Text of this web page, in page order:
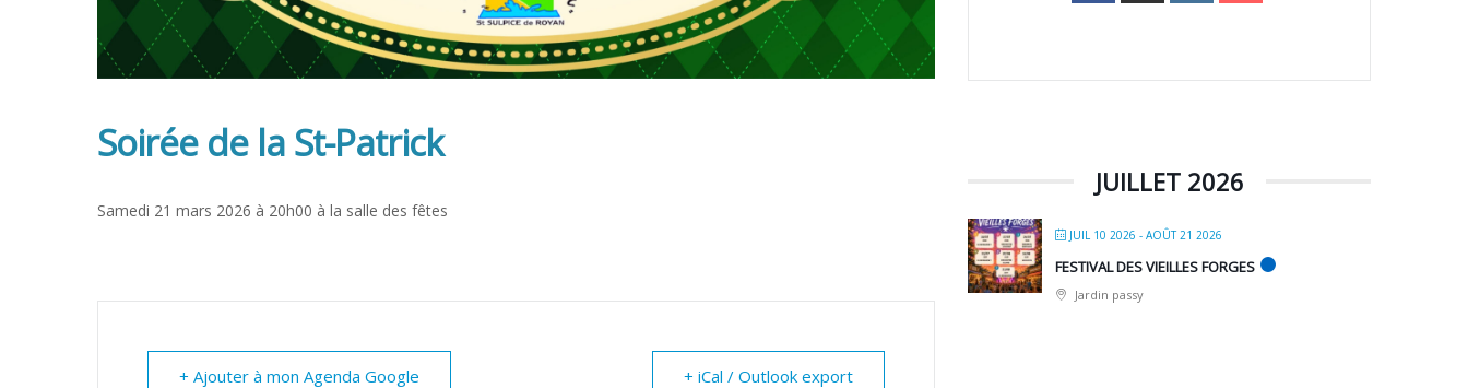
Soirée de la St-Patrick
Samedi 21 mars 2026 à 20h00 à la salle des fêtes
+ Ajouter à mon Agenda Google + iCal / Outlook export
JUILLET 2026
JUIL 10 2026 - AOÛT 21 2026
FESTIVAL DES VIEILLES FORGES
Jardin passy